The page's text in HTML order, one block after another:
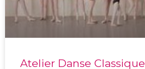
Atelier Danse Classique